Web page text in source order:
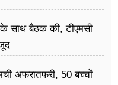
के साथ बैठक की, टीएमसी
अफरातफरी, 50 बच्चों